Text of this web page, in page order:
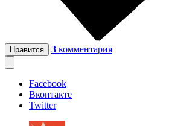
Нравится 3 комментария
Facebook
Вконтакте
Twitter